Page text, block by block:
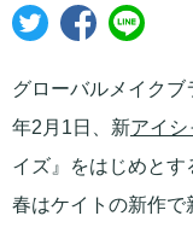
グローバルメイク
年2月1日、新アイシ
イズ』をはじめと
春はケイトの新作で